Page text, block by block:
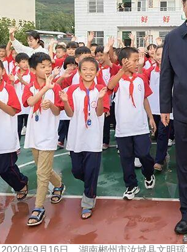
年9月16日，湖南郴州市汝城县文明